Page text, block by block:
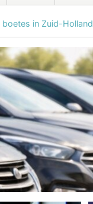
in Zuid-Holland